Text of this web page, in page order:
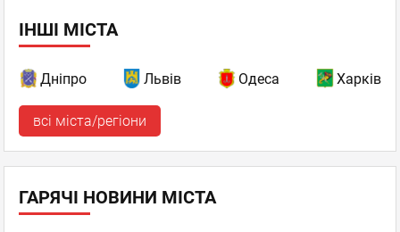
ІНШІ МІСТА
Дніпро Львів Одеса Харків
всі міста/регіони
ГАРЯЧІ НОВИНИ МІСТА